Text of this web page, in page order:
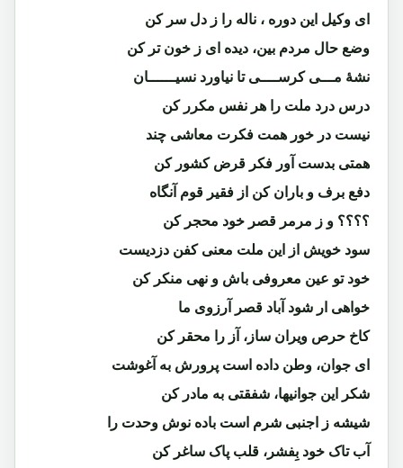
ای وکیل این دوره ، ناله را ز دل سر کن
وضع حال مردم بین، دیده ای ز خون تر کن
نشۀ مـــی کرســــی تا نیاورد نسیــــــان
درس درد ملت را هر نفس مکرر کن
نیست در خور همت فکرت معاشی چند
همتی بدست آور فکر قرض کشور کن
دفع برف و باران کن از فقیر قوم آنگاه
؟؟؟؟ و ز مرمر قصر خود محجر کن
سود خویش از این ملت معنی کفن دزدیست
خود تو عین معروفی باش و نهی منکر کن
خواهی ار شود آباد قصر آرزوی ما
کاخ حرص ویران ساز، آز را محقر کن
ای جوان، وطن داده است پرورش به آغوشت
شکر این جوانیها، شفقتی به مادر کن
شیشه ز اجنبی شرم است باده نوش وحدت را
آب تاک خود بِفشر، قلب پاک ساغر کن